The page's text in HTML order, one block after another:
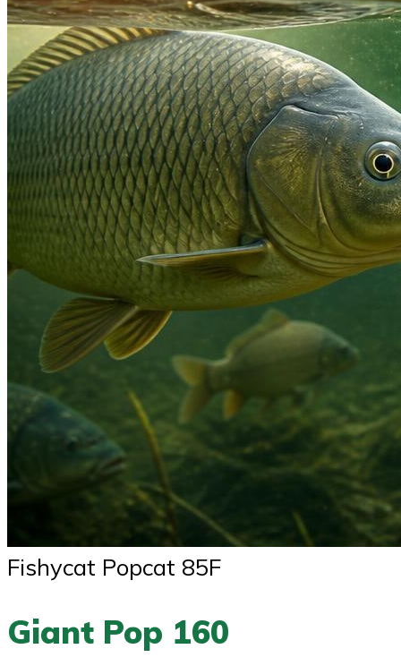
Fishycat Popcat 85F
Giant Pop 160